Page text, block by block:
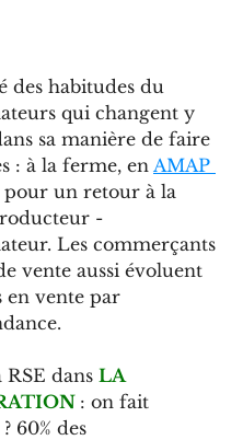
des habitudes du
qui changent y
sa manière de faire
: à la ferme, en AMAP
pour un retour à la
-
Les commerçants
vente aussi évoluent
en vente par
dans LA
: on fait
60% des